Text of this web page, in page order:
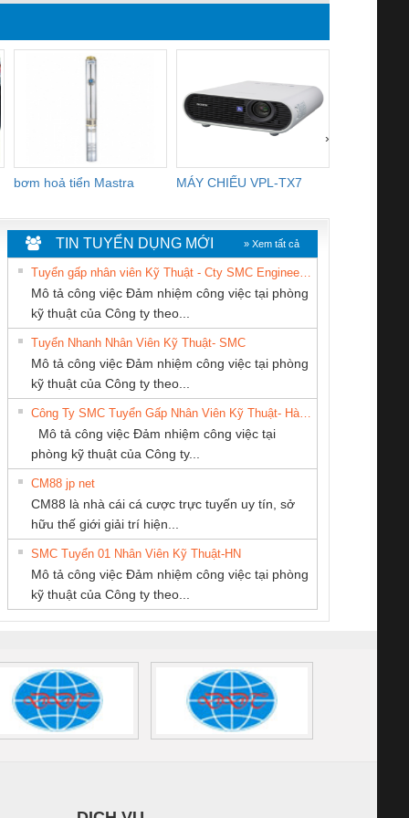
bơm hoả tiển Mastra MÁY CHIẾU VPL-TX7
›
Le An Toàn
Contact
– PSR-
SCP-
FSP/2X1/1X2
sát chuỗi
tấm pin
16I+
(2502520000)
Bộ giám sát chuỗi
tấm pin
TRANSCLINIC 16I+
1K5 L (2433950000)
Bộ giám sát dòng
TRANSCLINIC 16I+
(2008130000)
điện TRANSCLINIC
BKE 1K5.4
(7791400879)2. Giá
Nẹp nhôm chống
trơn Đà Nẵng
CÔNG TY TNHH
THƯƠNG MẠI
THIÊN ÂN VIỆT
NAM
CÔNG TY TNHH
MEKONG MARINE
SUPPLY
CONG TY TNHH
THANH
Tan Dong Cang
company LTD
KINH DOANH
DỊCH VỤ XNK
PHƯƠNG NAM
ĐỘNG TIẾN
TIN TUYỂN DỤNG MỚI » Xem tất cả
Mô tả công việc Đảm nhiệm công việc tại phòng
kỹ thuật của Công ty theo...
Tuyển Nhanh Nhân Viên Kỹ Thuật- SMC
Mô tả công việc Đảm nhiệm công việc tại phòng
kỹ thuật của Công ty theo...
Mô tả công việc Đảm nhiệm công việc tại
phòng kỹ thuật của Công ty...
CM88 jp net
CM88 là nhà cái cá cược trực tuyến uy tín, sở
hữu thế giới giải trí hiện...
SMC Tuyển 01 Nhân Viên Kỹ Thuật-HN
Mô tả công việc Đảm nhiệm công việc tại phòng
kỹ thuật của Công ty theo...